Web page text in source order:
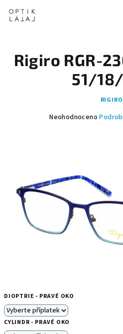
obsah
DIOPTRIE - PRAVÉ OKO
CYLINDR - PRAVÉ OKO
Rigiro RGR-
51/
RIGIRO
Průměrné
5
hvězdiček.
Neohodnoceno